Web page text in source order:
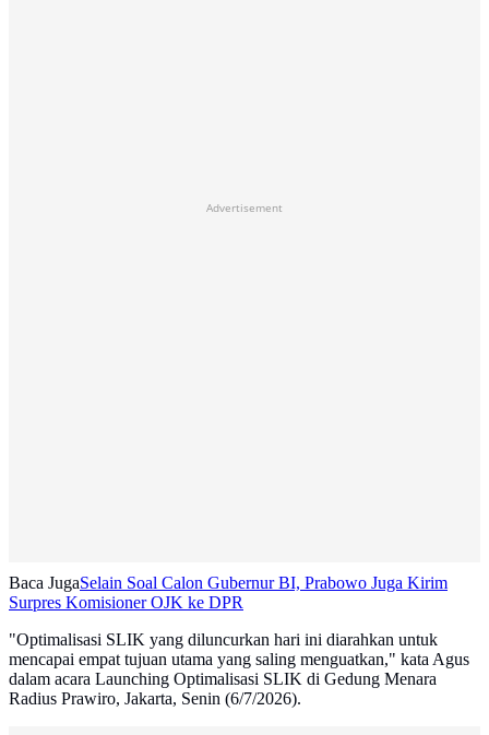
Advertisement
Baca JugaSelain Soal Calon Gubernur BI, Prabowo Juga Kirim
Surpres Komisioner OJK ke DPR
"Optimalisasi SLIK yang diluncurkan hari ini diarahkan untuk
mencapai empat tujuan utama yang saling menguatkan," kata Agus
dalam acara Launching Optimalisasi SLIK di Gedung Menara
Radius Prawiro, Jakarta, Senin (6/7/2026).